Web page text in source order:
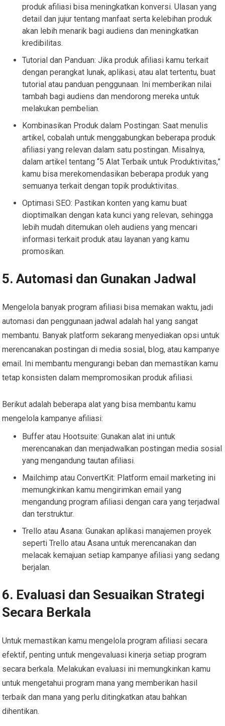
produk afiliasi bisa meningkatkan konversi. Ulasan yang
detail dan jujur tentang manfaat serta kelebihan produk
akan lebih menarik bagi audiens dan meningkatkan
kredibilitas.
Tutorial dan Panduan: Jika produk afiliasi kamu terkait
dengan perangkat lunak, aplikasi, atau alat tertentu, buat
tutorial atau panduan penggunaan. Ini memberikan nilai
tambah bagi audiens dan mendorong mereka untuk
melakukan pembelian.
Kombinasikan Produk dalam Postingan: Saat menulis
artikel, cobalah untuk menggabungkan beberapa produk
afiliasi yang relevan dalam satu postingan. Misalnya,
dalam artikel tentang “5 Alat Terbaik untuk Produktivitas,”
kamu bisa merekomendasikan beberapa produk yang
semuanya terkait dengan topik produktivitas.
Optimasi SEO: Pastikan konten yang kamu buat
dioptimalkan dengan kata kunci yang relevan, sehingga
lebih mudah ditemukan oleh audiens yang mencari
informasi terkait produk atau layanan yang kamu
promosikan.
5. Automasi dan Gunakan Jadwal
Mengelola banyak program afiliasi bisa memakan waktu, jadi
automasi dan penggunaan jadwal adalah hal yang sangat
membantu. Banyak platform sekarang menyediakan opsi untuk
merencanakan postingan di media sosial, blog, atau kampanye
email. Ini membantu mengurangi beban dan memastikan kamu
tetap konsisten dalam mempromosikan produk afiliasi.
Berikut adalah beberapa alat yang bisa membantu kamu
mengelola kampanye afiliasi:
Buffer atau Hootsuite: Gunakan alat ini untuk
merencanakan dan menjadwalkan postingan media sosial
yang mengandung tautan afiliasi.
Mailchimp atau ConvertKit: Platform email marketing ini
memungkinkan kamu mengirimkan email yang
mengandung program afiliasi dengan cara yang terjadwal
dan terstruktur.
Trello atau Asana: Gunakan aplikasi manajemen proyek
seperti Trello atau Asana untuk merencanakan dan
melacak kemajuan setiap kampanye afiliasi yang sedang
berjalan.
6. Evaluasi dan Sesuaikan Strategi
Secara Berkala
Untuk memastikan kamu mengelola program afiliasi secara
efektif, penting untuk mengevaluasi kinerja setiap program
secara berkala. Melakukan evaluasi ini memungkinkan kamu
untuk mengetahui program mana yang memberikan hasil
terbaik dan mana yang perlu ditingkatkan atau bahkan
dihentikan.